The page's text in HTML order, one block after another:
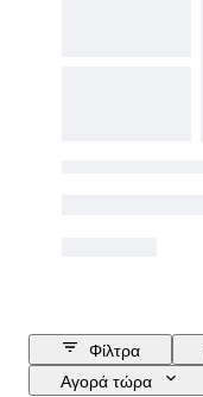
Φίλτρα
Αγορά τώρα